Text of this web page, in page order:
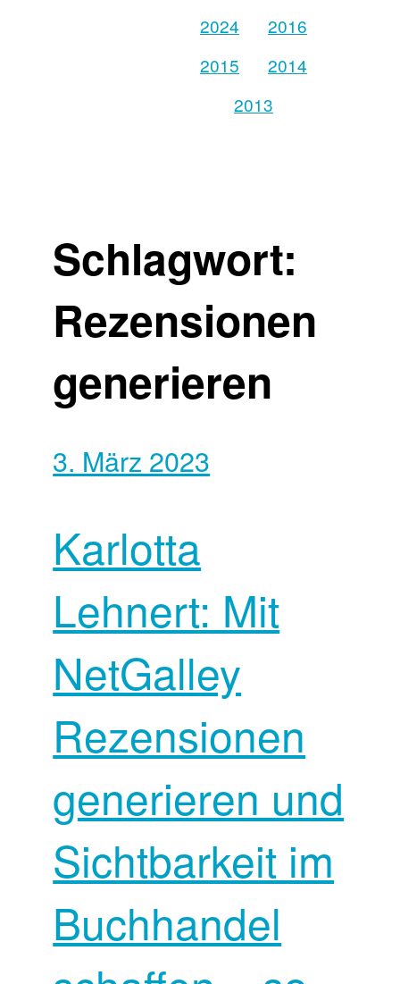
2024
2016
2015
2014
2013
Schlagwort:
Rezensionen
generieren
3. März 2023
Karlotta
Lehnert: Mit
NetGalley
Rezensionen
generieren und
Sichtbarkeit im
Buchhandel